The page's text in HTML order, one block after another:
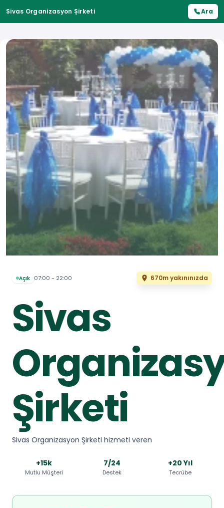
Sivas Organizasyon Şirketi Ara
Açık 07:00 - 22:00 670m yakınınızda
Sivas
Şirketi
Sivas Organizasyon Şirketi hizmeti veren
+15k
Mutlu Müşteri
7/24
Destek
+20 Yıl
Tecrübe